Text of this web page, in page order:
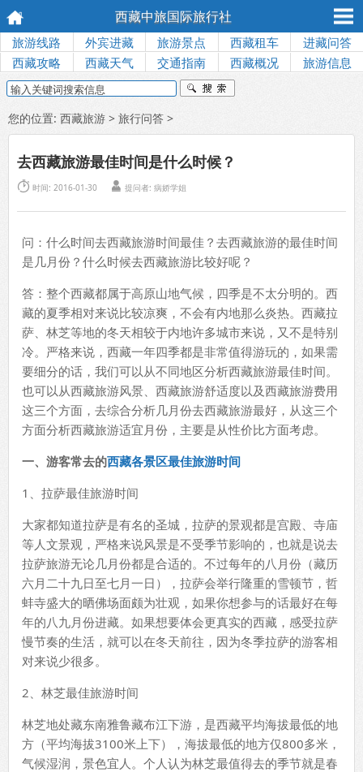
西藏中旅国际旅行社
旅游线路 外宾进藏 旅游景点 西藏租车
进藏问答
西藏攻略
西藏天气 交通指南 西藏概况 旅游信息
您的位置: 西藏旅游 > 旅行问答 >
去西藏旅游最佳时间是什么时候？
 时间: 2016-01-30  提问者: 病娇学姐
问：什么时间去西藏旅游时间最佳？去西藏旅游的最佳时间
是几月份？什么时候去西藏旅游比较好呢？
答：整个西藏都属于高原山地气候，四季是不太分明的。西
藏的夏季相对来说比较凉爽，不会有内地那么炎热。西藏拉
萨、林芝等地的冬天相较于内地许多城市来说，又不是特别
冷。严格来说，西藏一年四季都是非常值得游玩的，如果需
要细分的话，我们可以从不同地区分析西藏旅游最佳时间。
也可以从西藏旅游风景、西藏旅游舒适度以及西藏旅游费用
这三个方面，去综合分析几月份去西藏旅游最好，从这三个
方面分析西藏旅游适宜月份，主要是从性价比方面考虑。
一、游客常去的西藏各景区最佳旅游时间
1、拉萨最佳旅游时间
大家都知道拉萨是有名的圣城，拉萨的景观都是宫殿、寺庙
等人文景观，严格来说风景是不受季节影响的，也就是说去
拉萨旅游无论几月份都是合适的。不过每年的八月份（藏历
六月二十九日至七月一日），拉萨会举行隆重的雪顿节，哲
蚌寺盛大的晒佛场面颇为壮观，如果你想参与的话最好在每
年的八九月份进藏。如果想要体会更真实的西藏，感受拉萨
慢节奏的生活，就可以在冬天前往，因为冬季拉萨的游客相
对来说少很多。
2、林芝最佳旅游时间
林芝地处藏东南雅鲁藏布江下游，是西藏平均海拔最低的地
方（平均海拔3100米上下），海拔最低的地方仅800多米，
气候湿润，景色宜人。个人认为林芝最值得去的季节就是春